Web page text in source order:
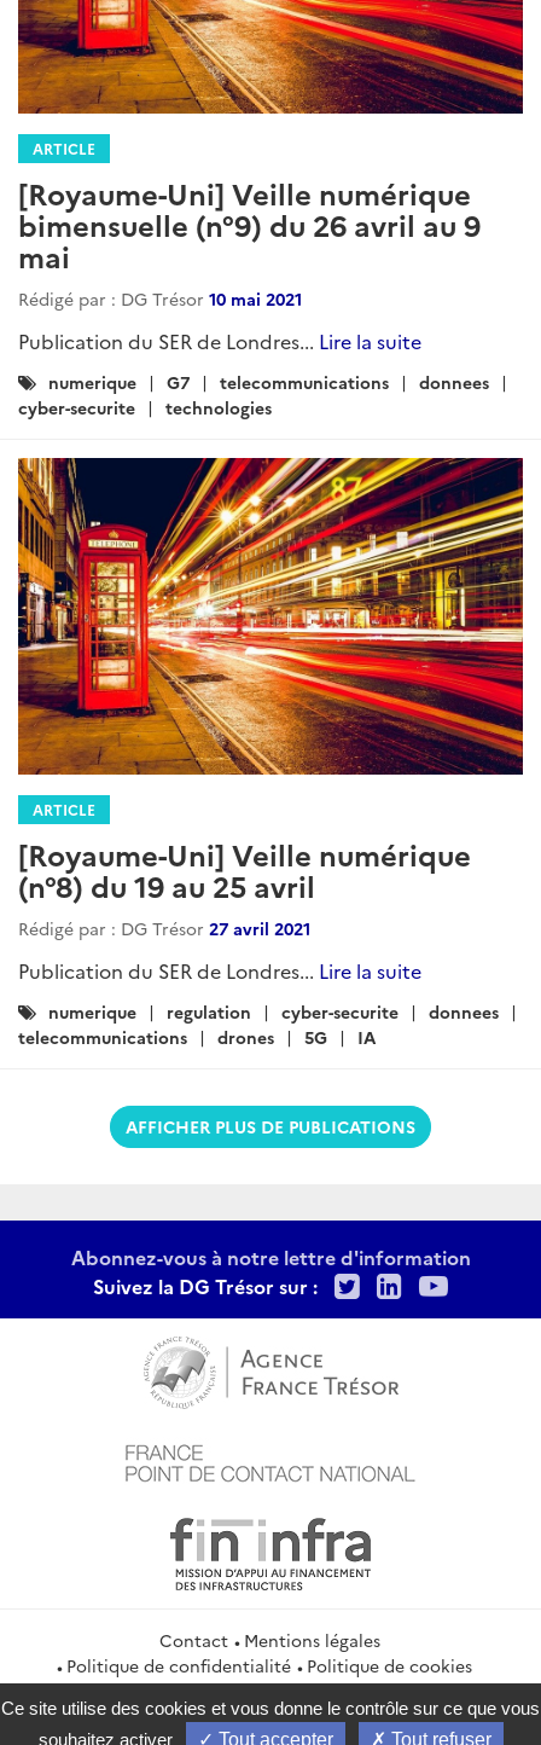
ARTICLE
[Royaume-Uni] Veille numérique
bimensuelle (n°9) du 26 avril au 9
mai
Rédigé par : DG Trésor 10 mai 2021
Publication du SER de Londres... Lire la suite
Catégories
:
numerique G7 telecommunications
donnees
cyber-securite
technologies
ARTICLE
[Royaume-Uni] Veille numérique
(n°8) du 19 au 25 avril
Rédigé par : DG Trésor 27 avril 2021
Publication du SER de Londres... Lire la suite
Catégories
:
numerique regulation cyber-securite
donnees
telecommunications
drones 5G IA
AFFICHER PLUS DE PUBLICATIONS
Abonnez-vous à notre lettre d'information
Suivez la DG Trésor sur :
TwitterLinkedIn
Contact
Mentions légales
Politique de confidentialité
Politique de cookies
Gestion des cookies
Flux RSS
service-public.gouv.fr
legifrance.gouv.fr info.gouv.fr
Ce site utilise des cookies et vous donne le contrôle sur ce que vous
souhaitez activer
Tout accepter Tout refuser